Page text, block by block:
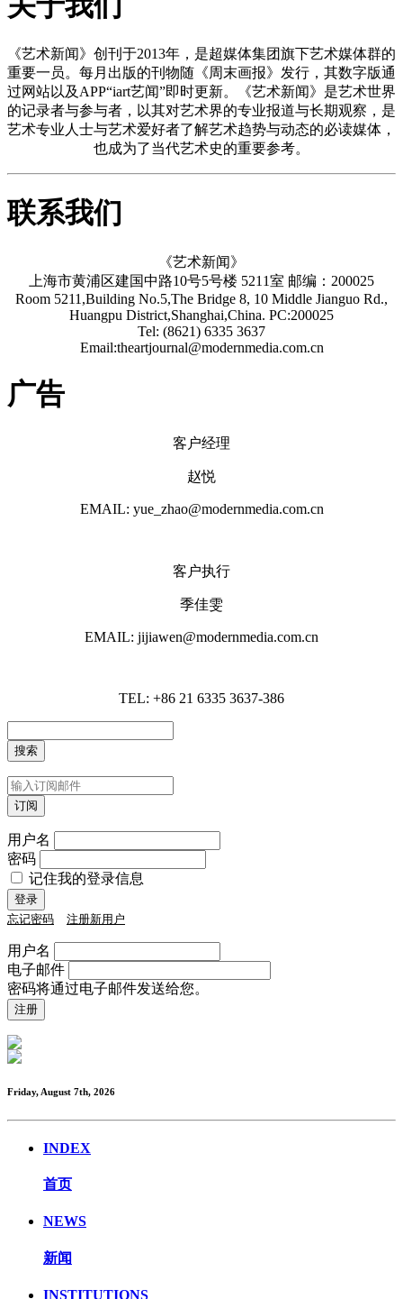
《艺术新闻》创刊于2013年，是超媒体集团旗下艺术媒体群的
重要一员。每月出版的刊物随《周末画报》发行，其数字版通
过网站以及APP“iart艺闻”即时更新。《艺术新闻》是艺术世界
的记录者与参与者，以其对艺术界的专业报道与长期观察，是
艺术专业人士与艺术爱好者了解艺术趋势与动态的必读媒体，
也成为了当代艺术史的重要参考。
联系我们
《艺术新闻》
上海市黄浦区建国中路10号5号楼 5211室 邮编：200025
Room 5211,Building No.5,The Bridge 8, 10 Middle Jianguo Rd.,
Huangpu District,Shanghai,China. PC:200025
Tel: (8621) 6335 3637
Email:theartjournal@modernmedia.com.cn
广告
客户经理
赵悦
EMAIL: yue_zhao@modernmedia.com.cn
客户执行
季佳雯
EMAIL: jijiawen@modernmedia.com.cn
TEL: +86 21 6335 3637-386
用户名
密码
记住我的登录信息
忘记密码 注册新用户
用户名
电子邮件
密码将通过电子邮件发送给您。
Friday, August 7th, 2026
INDEX
首页
NEWS
新闻
INSTITUTIONS